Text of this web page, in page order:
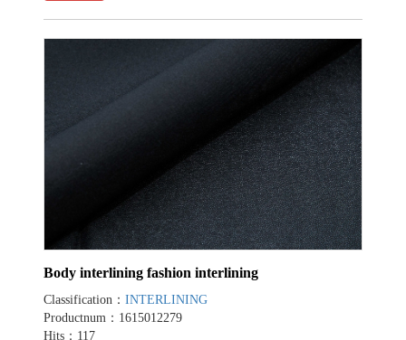
Body interlining fashion interlining
Classification： INTERLINING
Productnum：1615012279
Hits：117